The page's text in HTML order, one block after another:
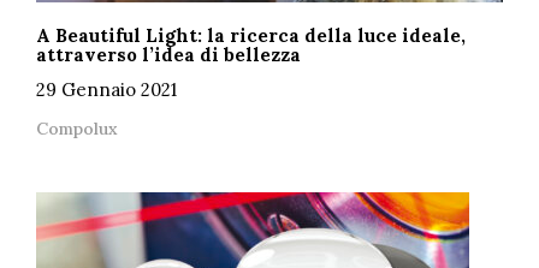
A Beautiful Light: la ricerca della luce ideale,
attraverso l’idea di bellezza
29 Gennaio 2021
Compolux